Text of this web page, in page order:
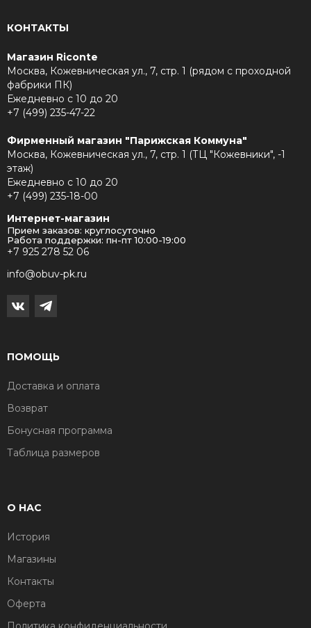
КОНТАКТЫ
Магазин Riconte
Москва, Кожевническая ул., 7, стр. 1 (рядом с проходной
фабрики ПК)
Ежедневно с 10 до 20
+7 (499) 235-47-22
Фирменный магазин "Парижская Коммуна"
Москва, Кожевническая ул., 7, стр. 1 (ТЦ "Кожевники", -1
этаж)
Ежедневно с 10 до 20
+7 (499) 235-18-00
Интернет-магазин
Прием заказов: круглосуточно
Работа поддержки: пн-пт 10:00-19:00
+7 925 278 52 06
info@obuv-pk.ru
ПОМОЩЬ
Доставка и оплата
Возврат
Бонусная программа
Таблица размеров
О НАС
История
Магазины
Контакты
Оферта